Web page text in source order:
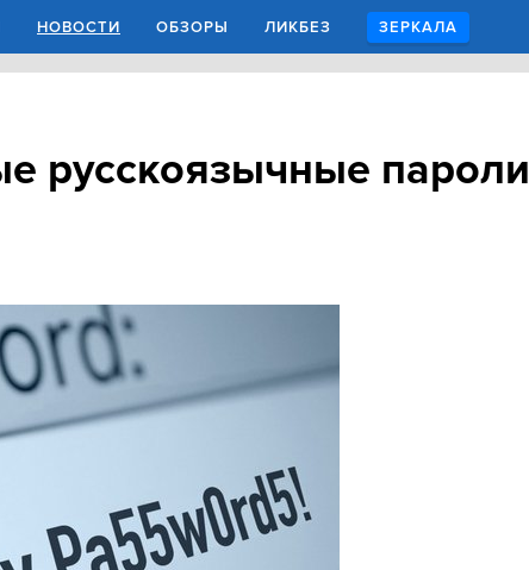
НОВОСТИ ОБЗОРЫ ЛИКБЕЗ ЗЕРКАЛА
русскоязычные пароли